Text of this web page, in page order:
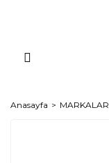
Anasayfa MARKALAR